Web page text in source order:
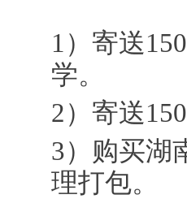
1）寄送
学。
2）寄送
3）购买湖
理打包。